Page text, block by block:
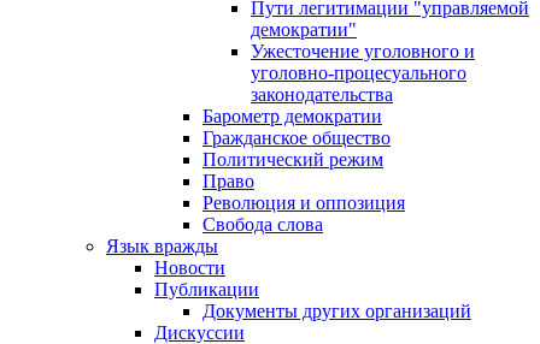
Пути легитимации "управляемой
демократии"
Ужесточение уголовного и
уголовно-процесуального
законодательства
Барометр демократии
Гражданское общество
Политический режим
Право
Революция и оппозиция
Свобода слова
Язык вражды
Новости
Публикации
Документы других организаций
Дискуссии